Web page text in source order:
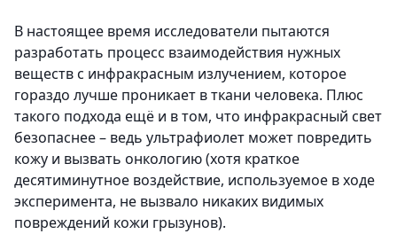
В настоящее время исследователи пытаются
разработать процесс взаимодействия нужных
веществ с инфракрасным излучением, которое
гораздо лучше проникает в ткани человека. Плюс
такого подхода ещё и в том, что инфракрасный свет
безопаснее – ведь ультрафиолет может повредить
кожу и вызвать онкологию (хотя краткое
десятиминутное воздействие, используемое в ходе
эксперимента, не вызвало никаких видимых
повреждений кожи грызунов).